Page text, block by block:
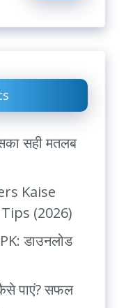
सही मतलब
Kaise
(2026)
डाउनलोड
पाएं? सफल